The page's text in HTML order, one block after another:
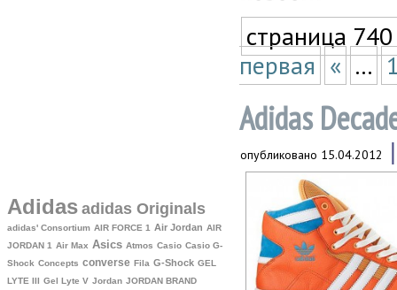
Adidas adidas Originals
adidas' Consortium AIR FORCE 1 Air Jordan AIR
JORDAN 1 Air Max Asics Atmos Casio Casio G-
Shock Concepts converse Fila G-Shock GEL
LYTE III Gel Lyte V Jordan JORDAN BRAND
страница
первая « ...
Adidas
опубликовано 15.04.2012